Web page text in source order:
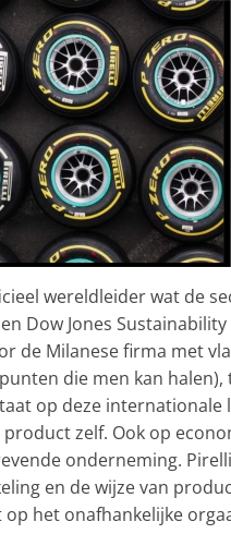
wereldleider wat de
Dow Jones
de Milanese firma met
die men kan
op deze internationale
zelf. Ook op
onderneming.
en de wijze van
het onafhankelijke